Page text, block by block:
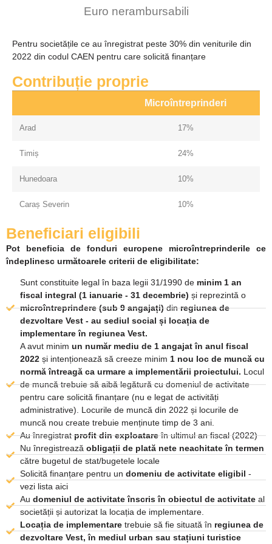
Euro nerambursabili
Pentru societățile ce au înregistrat peste 30% din veniturile din
2022 din codul CAEN pentru care solicită finanțare
Contribuție proprie
Microîntreprinderi
Arad 17%
Timiș 24%
Hunedoara 10%
Caraș Severin 10%
Beneficiari eligibili
Pot beneficia de fonduri europene microîntreprinderile ce
îndeplinesc următoarele criterii de eligibilitate:
Sunt constituite legal în baza legii 31/1990 de minim 1 an
fiscal integral (1 ianuarie - 31 decembrie) și reprezintă o
microîntreprindere (sub 9 angajați)dinregiunea de
dezvoltare Vest - au sediul social și locația de
implementare în regiunea Vest.
A avut minim un număr mediu de 1 angajat în anul fiscal
2022și intenționează să creeze minim 1 nou loc de muncă cu
normă întreagă ca urmare a implementării proiectului. Locul
de muncă trebuie să aibă legătură cu domeniul de activitate
pentru care solicită finanțare (nu e legat de activități
administrative). Locurile de muncă din 2022 și locurile de
muncă nou create trebuie menținute timp de 3 ani.
Au înregistratprofit din exploatareîn ultimul an fiscal (2022)
Nu înregistrează obligații de plată nete neachitate în termen
către bugetul de stat/bugetele locale
Solicită finanțare pentru un domeniu de activitate eligibil -
vezi lista aici
Au domeniul de activitate înscris în obiectul de activitate al
societății și autorizat la locația de implementare.
Locația de implementare trebuie să fie situată în regiunea de
dezvoltare Vest, în mediul urban sau stațiuni turistice